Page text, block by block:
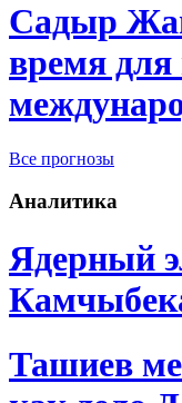
Садыр
время для
Все прогнозы
Аналитика
Ядерный
Ташиев